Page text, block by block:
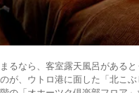
るなら、客室露天風呂があると
が、ウトロ港に面した「北こ